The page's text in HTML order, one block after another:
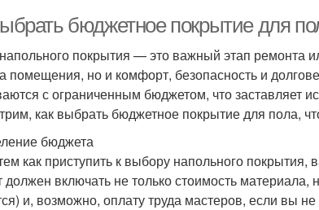
бюджетное покрытие для
покрытия — это важный этап ремонта
помещения, но и комфорт, безопасность и
с ограниченным бюджетом, что заставляет
как выбрать бюджетное покрытие для пола,
бюджета
как приступить к выбору напольного покрытия,
включать не только стоимость материала,
и, возможно, оплату труда мастеров, если вы